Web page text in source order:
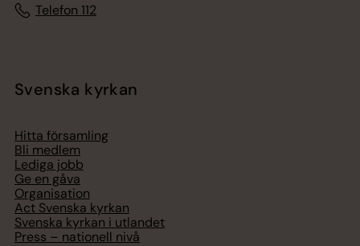
Telefon 112
Svenska kyrkan
Hitta församling
Bli medlem
Lediga jobb
Ge en gåva
Organisation
Act Svenska kyrkan
Svenska kyrkan i utlandet
Press – nationell nivå